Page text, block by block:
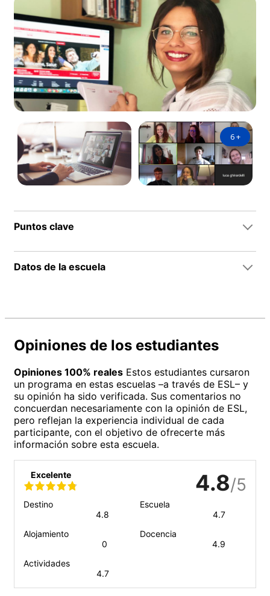
6+
Puntos clave
Datos de la escuela
Opiniones de los estudiantes
Opiniones 100% reales Estos estudiantes cursaron
un programa en estas escuelas –a través de ESL– y
su opinión ha sido verificada. Sus comentarios no
concuerdan necesariamente con la opinión de ESL,
pero reflejan la experiencia individual de cada
participante, con el objetivo de ofrecerte más
información sobre esta escuela.
Excelente 4.8/5
Destino
4.8
Escuela
4.7
Alojamiento
0
Docencia
4.9
Actividades
4.7